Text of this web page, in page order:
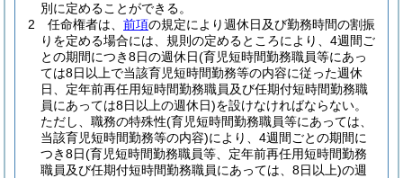
別に定めることができる。
2
任命権者は、 前項の規定により週休日及び勤務時間の割振
りを定める場合には、規則の定めるところにより、4週間ご
との期間につき8日の週休日(育児短時間勤務職員等にあっ
ては8日以上で当該育児短時間勤務等の内容に従った週休
日、定年前再任用短時間勤務職員及び任期付短時間勤務職
員にあっては8日以上の週休日)を設けなければならない。
ただし、職務の特殊性(育児短時間勤務職員等にあっては、
当該育児短時間勤務等の内容)により、4週間ごとの期間に
つき8日(育児短時間勤務職員等、定年前再任用短時間勤務
職員及び任期付短時間勤務職員にあっては、8日以上)の週